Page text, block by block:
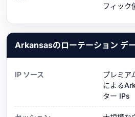
フィック
Arkansasのローテーション デ
IP ソース
プレミア
による
ター IPs